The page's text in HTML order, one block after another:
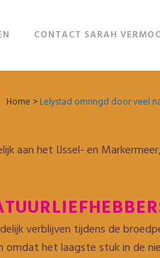
CONTACT SARAH
Home >Lelystad omringd door veel
aan het IJssel- en
verblijven tijdens de
omdat het laagste stuk in de